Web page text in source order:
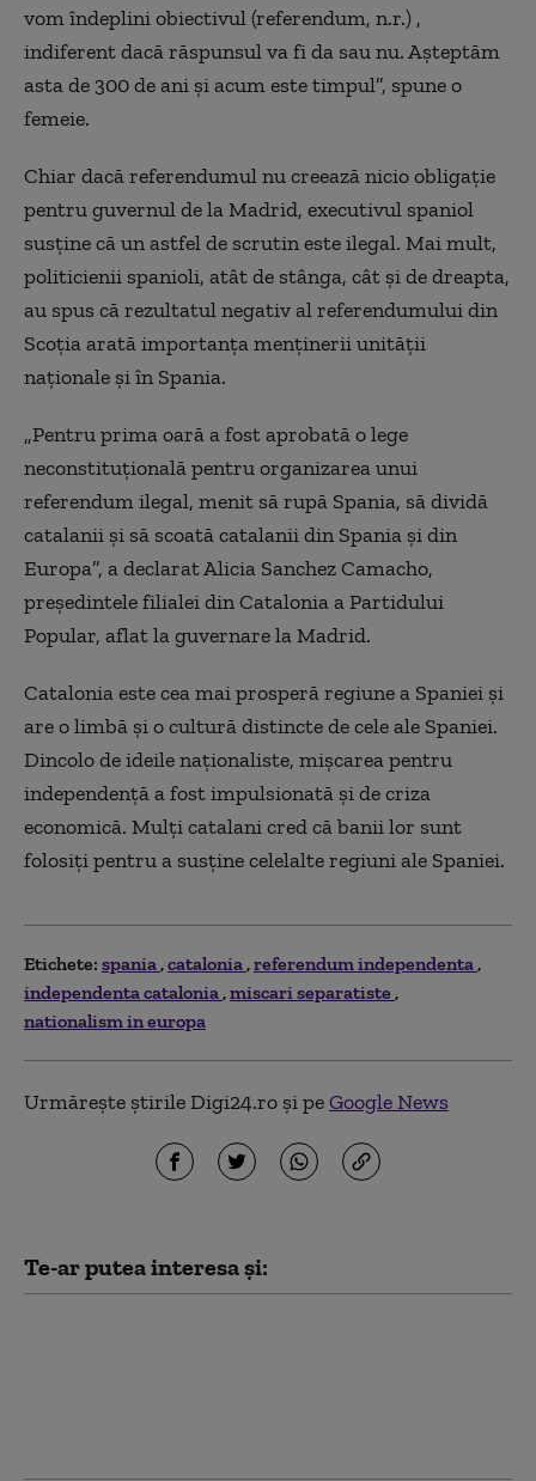
vom îndeplini obiectivul (referendum, n.r.) ,
indiferent dacă răspunsul va fi da sau nu. Aşteptăm
asta de 300 de ani şi acum este timpul”, spune o
femeie.
Chiar dacă referendumul nu creează nicio obligaţie
pentru guvernul de la Madrid, executivul spaniol
susţine că un astfel de scrutin este ilegal. Mai mult,
politicienii spanioli, atât de stânga, cât şi de dreapta,
au spus că rezultatul negativ al referendumului din
Scoţia arată importanţa menţinerii unităţii
naţionale şi în Spania.
„Pentru prima oară a fost aprobată o lege
neconstituţională pentru organizarea unui
referendum ilegal, menit să rupă Spania, să dividă
catalanii şi să scoată catalanii din Spania şi din
Europa”, a declarat Alicia Sanchez Camacho,
președintele filialei din Catalonia a Partidului
Popular, aflat la guvernare la Madrid.
Catalonia este cea mai prosperă regiune a Spaniei şi
are o limbă şi o cultură distincte de cele ale Spaniei.
Dincolo de ideile naţionaliste, mişcarea pentru
independenţă a fost impulsionată şi de criza
economică. Mulţi catalani cred că banii lor sunt
folosiţi pentru a susţine celelalte regiuni ale Spaniei.
Etichete: spania catalonia referendum independenta
independenta catalonia miscari separatiste
nationalism in europa
Urmărește știrile Digi24.ro și peGoogle News
Te-ar putea interesa și: